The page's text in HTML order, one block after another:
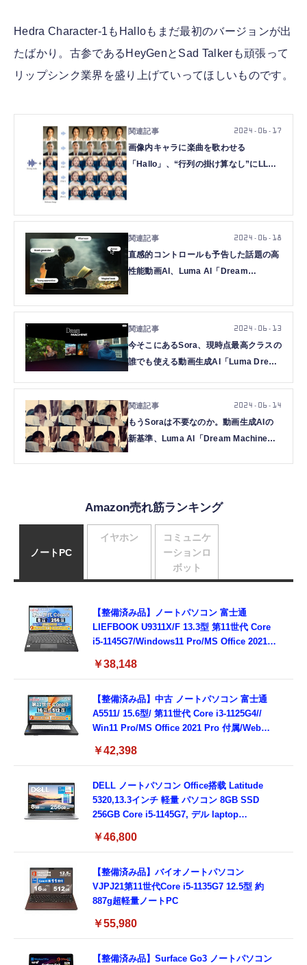
Hedra Character-1もHalloもまだ最初のバージョンが出
たばかり。古参であるHeyGenとSad Talkerも頑張って
リップシンク業界を盛り上げていってほしいものです。
画像内キャラに楽曲を歌わせる
「Hallo」、“行列の掛け算なし”にLLM
リー）
2024.06.17
直感的コントロールも予告した話題の高
性能動画AI、Luma AI「Dream
になったので試してみた（CloseBox）
2024.06.18
今そこにあるSora、現時点最高クラスの
誰でも使える動画生成AI「Luma Dream
2024.06.13
もうSoraは不要なのか。動画生成AIの
新基準、Luma AI「Dream Machine」
2024.06.14
Amazon売れ筋ランキング
ノートPC
【整備済み品】ノートパソコン 富士通
LIEFBOOK U9311X/F 13.3型 第11世代 Core
i5-1145G7/Windows11 Pro/MS Office 2021搭
Type-C/360度回転対応/有線静音マウス付
8GB,SSD256GB)
￥38,148
【整備済み品】中古 ノートパソコン 富士通
A5511/ 15.6型/ 第11世代 Core i3-1125G4//
Win11 Pro/MS Office 2021 Pro 付属/Webカ
3.0)/ 有線静音マウス付属/ 180日保証（メモリ
￥42,398
DELL ノートパソコン Office搭载 Latitude
5320,13.3インチ 軽量 パソコン 8GB SSD
256GB Core i5-1145G7, デル laptop
ド付き (整備済み品)
￥46,800
【整備済み品】バイオノートパソコン
VJPJ21第11世代Core i5-1135G7 12.5型 約
887g超軽量ノートPC
￥55,980
【整備済み品】Surface Go3 ノートパソコン
イヤホン
コミュニケ
ーションロ
ボット